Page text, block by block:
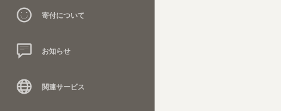
寄付について
お知らせ
関連サービス